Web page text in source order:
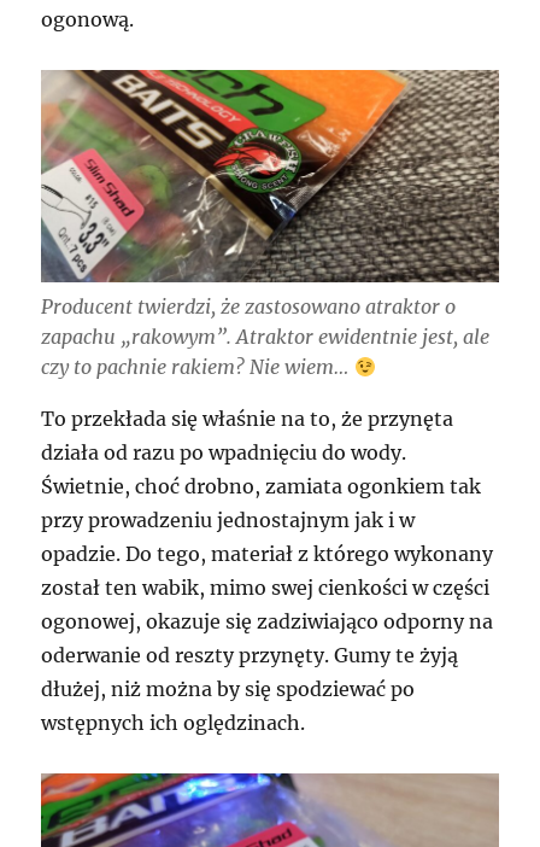
ogonową.
Producent twierdzi, że zastosowano atraktor o
zapachu „rakowym”. Atraktor ewidentnie jest, ale
czy to pachnie rakiem? Nie wiem…
To przekłada się właśnie na to, że przynęta
działa od razu po wpadnięciu do wody.
Świetnie, choć drobno, zamiata ogonkiem tak
przy prowadzeniu jednostajnym jak i w
opadzie. Do tego, materiał z którego wykonany
został ten wabik, mimo swej cienkości w części
ogonowej, okazuje się zadziwiająco odporny na
oderwanie od reszty przynęty. Gumy te żyją
dłużej, niż można by się spodziewać po
wstępnych ich oględzinach.